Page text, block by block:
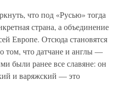
что под «Русью» тогда
страна, а объединение
Европе. Отсюда становятся
том, что датчане и англы —
были ранее все славяне: он
и варяжский — это